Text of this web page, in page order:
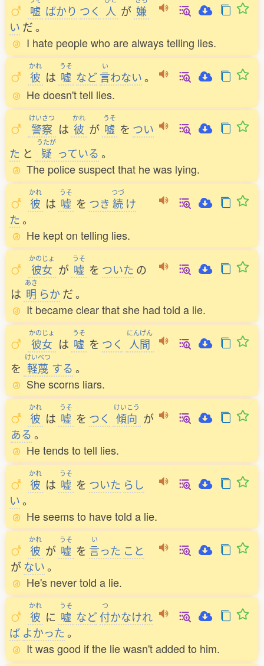
嘘 ばかり つく 人 が 嫌
い だ。
I hate people who are always telling lies.
かれ
彼 は
うそ
嘘 など
い
言わない。
He doesn't tell lies.
けいさつ
警察 は
かれ
彼 が
うそ
嘘 を つい
た と
うたが
疑 っている 。
The police suspect that he was lying.
かれ
彼 は
うそ
嘘 を つき
つづ
続 け
た。
He kept on telling lies.
かのじょ
彼女 が
うそ
嘘 を ついた の
は
あき
明 らか だ。
It became clear that she had told a lie.
かのじょ
彼女 は
うそ
嘘 を つく
にんげん
人間
を
けいべつ
軽蔑 する 。
She scorns liars.
かれ
彼 は
うそ
嘘 を つく
けいこう
傾向 が
ある 。
He tends to tell lies.
かれ
彼 は
うそ
嘘 を ついた らし
い。
He seems to have told a lie.
かれ
彼 が
うそ
嘘 を
い
言った こと
がない。
He's never told a lie.
かれ
彼 に
うそ
嘘 など
つ
付かなけれ
ば よかった。
It was good if the lie wasn't added to him.